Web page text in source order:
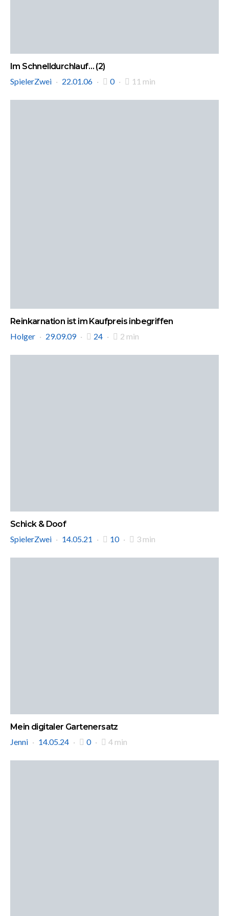
Im Schnelldurchlauf… (2)
SpielerZwei
22.01.06 0 11 min
Reinkarnation ist im Kaufpreis inbegriffen
Holger
29.09.09 24 2 min
Schick & Doof
SpielerZwei
14.05.21 10 3 min
Mein digitaler Gartenersatz
Jenni
14.05.24 0 4 min